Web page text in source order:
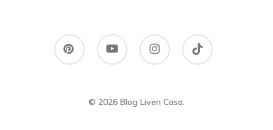
pinterest youtube instagram tiktok
© 2026 Blog Liven Casa.